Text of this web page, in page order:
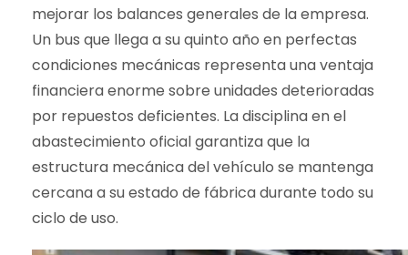
mejorar los balances generales de la empresa.
Un bus que llega a su quinto año en perfectas
condiciones mecánicas representa una ventaja
financiera enorme sobre unidades deterioradas
por repuestos deficientes. La disciplina en el
abastecimiento oficial garantiza que la
estructura mecánica del vehículo se mantenga
cercana a su estado de fábrica durante todo su
ciclo de uso.